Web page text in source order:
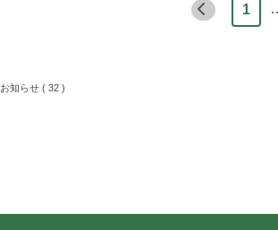
1
お知らせ ( 32 )